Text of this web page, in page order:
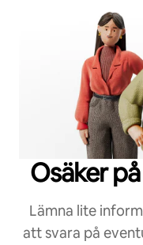
Osäker
Lämna lite
att svara på